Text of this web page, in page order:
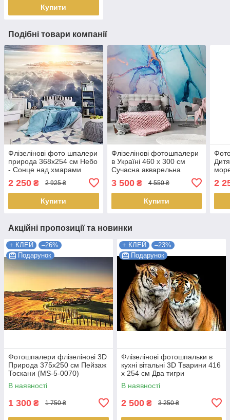
Купити
Подібні товари компанії
Флізелінові фото шпалери
природа 368x254 см Небо
- Сонце над хмарами
якість
2 250 ₴ 2 925 ₴
Купити
Флізелінові фотошпалери
в Україні 460 x 300 см
Сучасна акварельна
мармур (13555V12)
Найкраща якість
3 500₴ 4 550 ₴
Купити
2
Акційні пропозиції та новинки
+ КЛЕЙ
–26%
Подарунок
Фотошпалери флізелінові 3D
Природа 375х250 см Пейзаж
Тоскани (MS-5-0070)
Найкраща якість
В наявності
1 300 ₴ 1 750 ₴
+ КЛЕЙ
–23%
Подарунок
Флізелінові фотошпальки в
кухні вітальні 3D Тварини 416
х 254 см Два тигри
(130VEXXXL) Найкраща
якість
В наявності
2 500 ₴ 3 250 ₴